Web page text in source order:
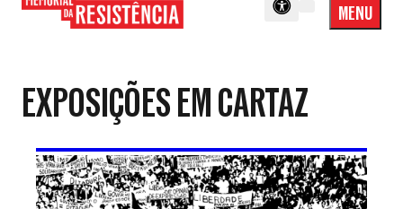
MENU
Menu
EXPOSIÇÕES EM CARTAZ